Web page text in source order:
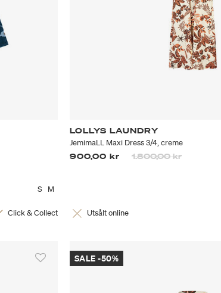
S M
Click & Collect
LOLLYS LAUNDRY
JemimaLL Maxi Dress 3/4, creme
900,00 kr
Priset är nedsatt från
1.800,00 krtill
Utsålt online
SALE -50%